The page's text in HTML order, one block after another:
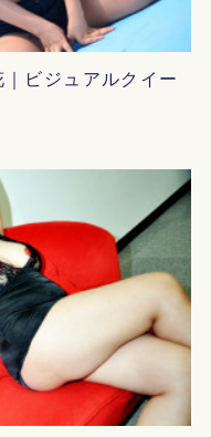
ビジュアルクイー